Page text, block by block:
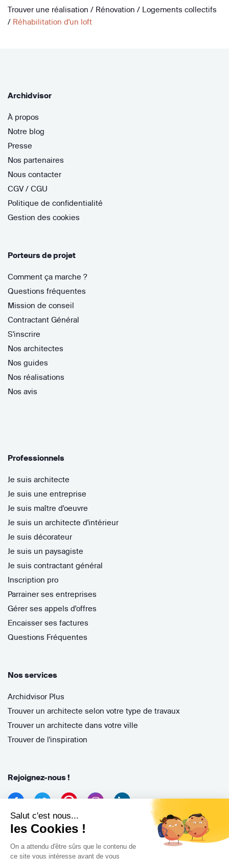
Salut c'est nous...
les Cookies !
On a attendu d'être sûrs que le contenu de
ce site vous intéresse avant de vous
Trouver une réalisation / Rénovation / Logements collectifs
/ Réhabilitation d'un loft
Archidvisor
À propos
Notre blog
Presse
Nos partenaires
Nous contacter
CGV / CGU
Politique de confidentialité
Gestion des cookies
Porteurs de projet
Comment ça marche ?
Questions fréquentes
Mission de conseil
Contractant Général
S'inscrire
Nos architectes
Nos guides
Nos réalisations
Nos avis
Professionnels
Je suis architecte
Je suis une entreprise
Je suis maître d'oeuvre
Je suis un architecte d'intérieur
Je suis décorateur
Je suis un paysagiste
Je suis contractant général
Inscription pro
Parrainer ses entreprises
Gérer ses appels d'offres
Encaisser ses factures
Questions Fréquentes
Nos services
Archidvisor Plus
Trouver un architecte selon votre type de travaux
Trouver un architecte dans votre ville
Trouver de l'inspiration
Rejoignez-nous !